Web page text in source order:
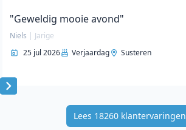
"Geweldig mooie avond"
Niels | Jarige
25 jul 2026
Verjaardag Susteren
Item
Lees 18260 klantervaringen